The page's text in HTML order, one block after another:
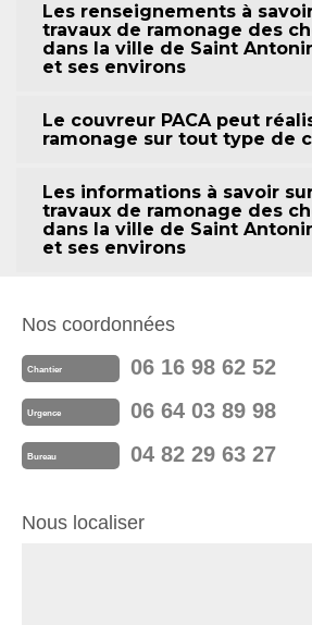
Les renseignements à
travaux de ramonage des
dans la ville de Saint
et ses environs
Le couvreur PACA peut
ramonage sur tout type de
Les informations à savoir
travaux de ramonage des
dans la ville de Saint
et ses environs
Nos coordonnées
Chantier 06 16 98 62 52
Urgence 06 64 03 89 98
Bureau 04 82 29 63 27
Nous localiser